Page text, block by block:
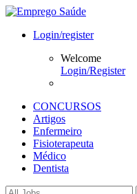
Login/register
Welcome
Login/Register
CONCURSOS
Artigos
Enfermeiro
Fisioterapeuta
Médico
Dentista